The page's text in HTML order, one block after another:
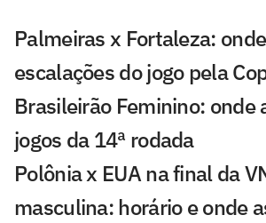
Palmeiras x Fortaleza:
escalações do jogo pela
Brasileirão Feminino: onde
jogos da 14ª rodada
Polônia x EUA na final da
masculina: horário e onde